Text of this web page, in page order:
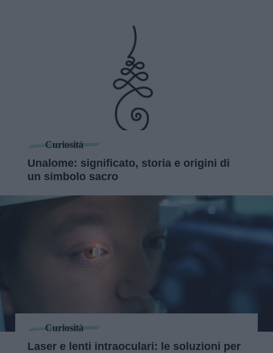
Curiosità
Unalome: significato, storia e origini di
un simbolo sacro
Curiosità
Laser e lenti intraoculari: le soluzioni per